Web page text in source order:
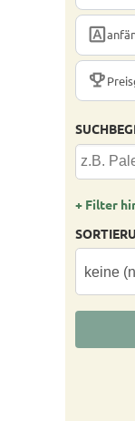
FONT_DOWNLOAD
TROPHY
+ Filter